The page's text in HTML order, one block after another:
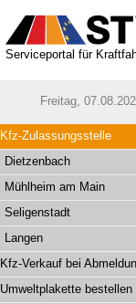
Serviceportal für
Freitag,
Kfz-Zulassungsstelle
Dietzenbach
Mühlheim am Main
Seligenstadt
Langen
Kfz-Verkauf bei
Umweltplakette bestellen